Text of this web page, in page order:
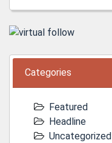
Categories
Featured
Headline
Uncategorized